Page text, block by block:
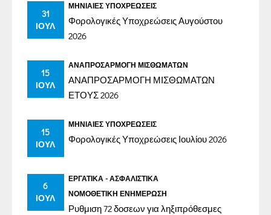
31
ΙΟΎΛ
ΜΗΝΙΑΊΕΣ ΥΠΟΧΡΕΏΣΕΙΣ
Φορολογικές Υποχρεώσεις Αυγούστου
2026
15
ΙΟΎΛ
ΑΝΑΠΡΟΣΑΡΜΟΓΉ ΜΙΣΘΩΜΆΤΩΝ
ΑΝΑΠΡΟΣΑΡΜΟΓΗ ΜΙΣΘΩΜΑΤΩΝ
ΕΤΟΥΣ 2026
15
ΙΟΎΛ
ΜΗΝΙΑΊΕΣ ΥΠΟΧΡΕΏΣΕΙΣ
Φορολογικές Υποχρεώσεις Ιουλίου 2026
6
ΙΟΎΛ
ΕΡΓΑΤΙΚΆ - ΑΣΦΑΛΙΣΤΙΚΆ
ΝΟΜΟΘΕΤΙΚΉ ΕΝΗΜΈΡΩΣΗ
Ρυθμιση 72 δοσεων για ληξιπρόθεσμες